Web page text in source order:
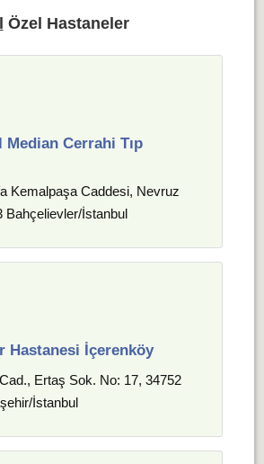
Özel Hastaneler
Cerrahi Tıp
Kemalpaşa Caddesi, Nevruz
Bahçelievler/İstanbul
Hastanesi İçerenköy
Ertaş Sok. No: 17, 34752
İstanbul